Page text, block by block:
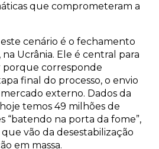
que comprometeram a
cenário é o fechamento
Ucrânia. Ele é central para
porque corresponde
final do processo, o envio
externo. Dados da
temos 49 milhões de
“batendo na porta da fome”,
vão da desestabilização
em massa.